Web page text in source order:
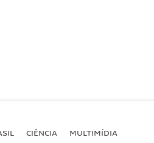
CIÊNCIA MULTIMÍDIA